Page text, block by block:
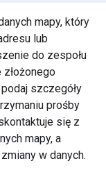
mapy, który
lub
do zespołu
szczegóły
prośby
się z
mapy, a
w danych.